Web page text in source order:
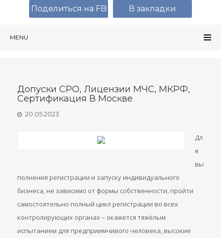
MENU
Допуски СРО, Лицензии МЧС, МКРФ,
Сертификация В Москве
20.05.2023
Дл
я
вы
полнения регистрации и запуску индивидуального
бизнеса, не зависимо от формы собственности, пройти
самостоятельно полный цикл регистрации во всех
контролирующих органах – окажется тяжёлым
испытанием для предприимчивого человека, высокие
Поделиться на FB В закладки